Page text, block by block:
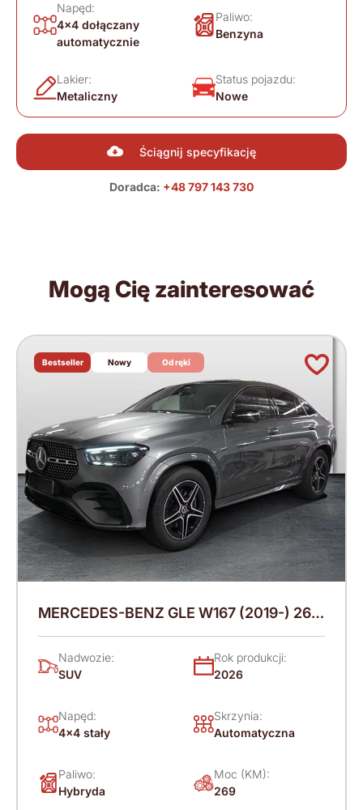
Napęd:
4x4 dołączany
automatycznie
Paliwo:
Benzyna
Lakier:
Metaliczny
Status pojazdu:
Nowe
Ściągnij specyfikację
Doradca: +48 797 143 730
Mogą Cię zainteresować
Bestseller Nowy Od ręki
MERCEDES-BENZ GLE W167 (2019-) 269
KM (2026)
Nadwozie:
SUV
Rok produkcji:
2026
Napęd:
4x4 stały
Skrzynia:
Automatyczna
Paliwo:
Hybryda
Moc (KM):
269